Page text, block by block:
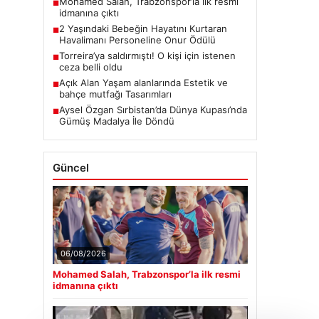
■
idmanına çıktı
■2 Yaşındaki Bebeğin Hayatını Kurtaran
Havalimanı Personeline Onur Ödülü
■Torreira’ya saldırmıştı! O kişi için istenen
ceza belli oldu
■Açık Alan Yaşam alanlarında Estetik ve
bahçe mutfağı Tasarımları
■Aysel Özgan Sırbistan’da Dünya Kupası’nda
Gümüş Madalya İle Döndü
Güncel
06/08/2026
Mohamed Salah, Trabzonspor’la ilk resmi
idmanına çıktı